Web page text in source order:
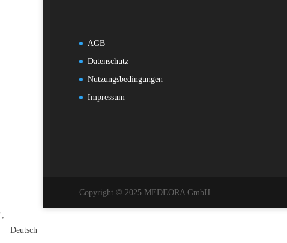
AGB
Datenschutz
Nutzungsbedingungen
Impressum
Copyright © 2025 MEDEORA GmbH
';
Deutsch